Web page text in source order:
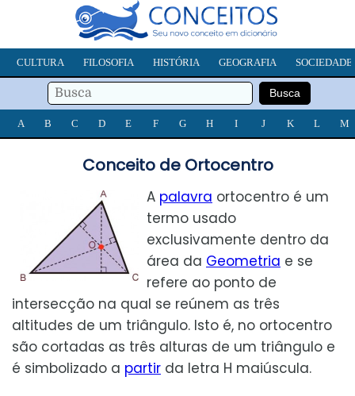
CULTURA FILOSOFIA HISTÓRIA GEOGRAFIA SOCIEDADE
A B C D E F G H I J K L M
Conceito de Ortocentro
A palavra ortocentro é um
termo usado
exclusivamente dentro da
área da Geometria e se
refere ao ponto de
intersecção na qual se reúnem as três
altitudes de um triângulo. Isto é, no ortocentro
são cortadas as três alturas de um triângulo e
é simbolizado a partir da letra H maiúscula.